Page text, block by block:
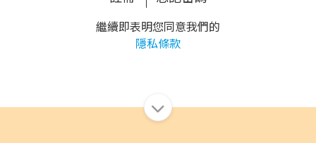
繼續即表明您同意我們的
隱私條款